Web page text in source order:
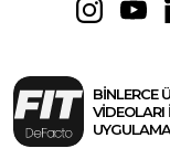
BİNLERCE
VİDEOLARI